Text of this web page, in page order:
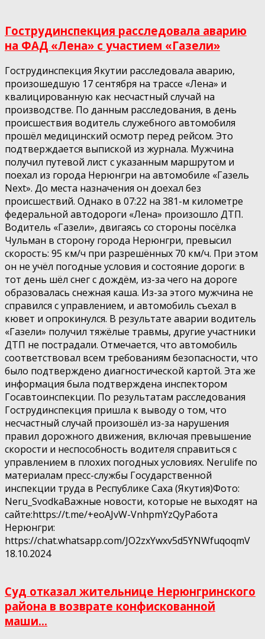
Гострудинспекция расследовала аварию
на ФАД «Лена» с участием «Газели»
Гострудинспекция Якутии расследовала аварию,
произошедшую 17 сентября на трассе «Лена» и
квалицированную как несчастный случай на
производстве. По данным расследования, в день
происшествия водитель служебного автомобиля
прошёл медицинский осмотр перед рейсом. Это
подтверждается выпиской из журнала. Мужчина
получил путевой лист с указанным маршрутом и
поехал из города Нерюнгри на автомобиле «Газель
Next». До места назначения он доехал без
происшествий. Однако в 07:22 на 381-м километре
федеральной автодороги «Лена» произошло ДТП.
Водитель «Газели», двигаясь со стороны посёлка
Чульман в сторону города Нерюнгри, превысил
скорость: 95 км/ч при разрешённых 70 км/ч. При этом
он не учёл погодные условия и состояние дороги: в
тот день шёл снег с дождём, из-за чего на дороге
образовалась снежная каша. Из-за этого мужчина не
справился с управлением, и автомобиль съехал в
кювет и опрокинулся. В результате аварии водитель
«Газели» получил тяжёлые травмы, другие участники
ДТП не пострадали. Отмечается, что автомобиль
соответствовал всем требованиям безопасности, что
было подтверждено диагностической картой. Эта же
информация была подтверждена инспектором
Госавтоинспекции. По результатам расследования
Гострудинспекция пришла к выводу о том, что
несчастный случай произошёл из-за нарушения
правил дорожного движения, включая превышение
скорости и неспособность водителя справиться с
управлением в плохих погодных условиях. Nerulife по
материалам пресс-службы Государственной
инспекции труда в Республике Саха (Якутия)Фото:
Neru_SvodkaВажные новости, которые не выходят на
сайте:https://t.me/+eoAJvW-VnhpmYzQyРабота
Нерюнгри:
https://chat.whatsapp.com/JO2zxYwxv5d5YNWfuqoqmV
18.10.2024
Суд отказал жительнице Нерюнгринского
района в возврате конфискованной
маши...